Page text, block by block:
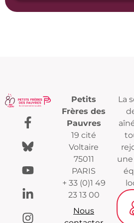
Petits
Frères des
Pauvres
19 cité
Voltaire
75011
PARIS
+ 33 (0)1 49
23 13 00
Nous
La